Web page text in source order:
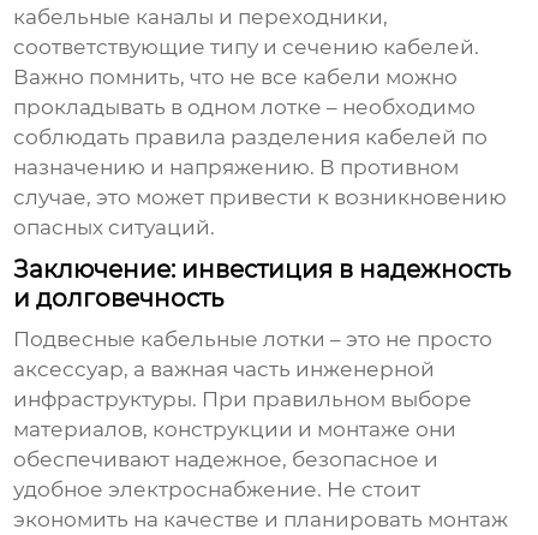
кабельные каналы и переходники,
соответствующие типу и сечению кабелей.
Важно помнить, что не все кабели можно
прокладывать в одном лотке – необходимо
соблюдать правила разделения кабелей по
назначению и напряжению. В противном
случае, это может привести к возникновению
опасных ситуаций.
Заключение: инвестиция в надежность
и долговечность
Подвесные кабельные лотки – это не просто
аксессуар, а важная часть инженерной
инфраструктуры. При правильном выборе
материалов, конструкции и монтаже они
обеспечивают надежное, безопасное и
удобное электроснабжение. Не стоит
экономить на качестве и планировать монтаж